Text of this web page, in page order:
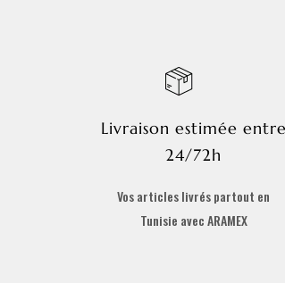
Livraison estimée entre
24/72h
Vos articles livrés partout en
Tunisie avec ARAMEX